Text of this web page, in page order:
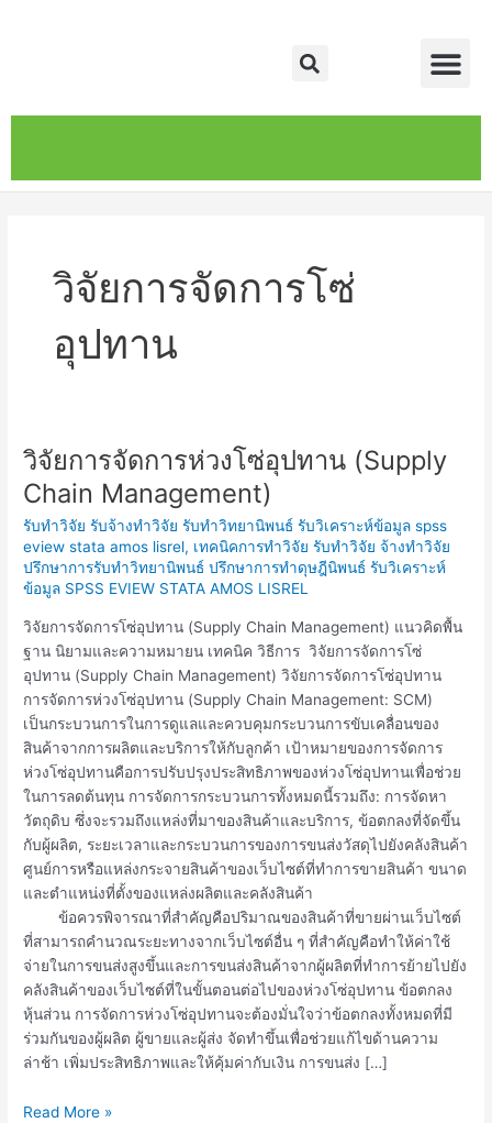
Search
วิจัยการจัดการโซ่
อุปทาน
วิจัยการจัดการห่วงโซ่อุปทาน (Supply
Chain Management)
รับทำวิจัย รับจ้างทำวิจัย รับทำวิทยานิพนธ์ รับวิเคราะห์ข้อมูล spss
eview stata amos lisrel, เทคนิคการทำวิจัย รับทำวิจัย จ้างทำวิจัย
ปรึกษาการรับทำวิทยานิพนธ์ ปรึกษาการทำดุษฎีนิพนธ์ รับวิเคราะห์
ข้อมูล SPSS EVIEW STATA AMOS LISREL
วิจัยการจัดการโซ่อุปทาน (Supply Chain Management) แนวคิดพื้น
ฐาน นิยามและความหมายน เทคนิค วิธีการ วิจัยการจัดการโซ่
อุปทาน (Supply Chain Management) วิจัยการจัดการโซ่อุปทาน
การจัดการห่วงโซ่อุปทาน (Supply Chain Management: SCM)
เป็นกระบวนการในการดูแลและควบคุมกระบวนการขับเคลื่อนของ
สินค้าจากการผลิตและบริการให้กับลูกค้า เป้าหมายของการจัดการ
ห่วงโซ่อุปทานคือการปรับปรุงประสิทธิภาพของห่วงโซ่อุปทานเพื่อช่วย
ในการลดต้นทุน การจัดการกระบวนการทั้งหมดนี้รวมถึง: การจัดหา
วัตถุดิบ ซึ่งจะรวมถึงแหล่งที่มาของสินค้าและบริการ, ข้อตกลงที่จัดขึ้น
กับผู้ผลิต, ระยะเวลาและกระบวนการของการขนส่งวัสดุไปยังคลังสินค้า
ศูนย์การหรือแหล่งกระจายสินค้าของเว็บไซต์ที่ทำการขายสินค้า ขนาด
และตำแหน่งที่ตั้งของแหล่งผลิตและคลังสินค้า
ข้อควรพิจารณาที่สำคัญคือปริมาณของสินค้าที่ขายผ่านเว็บไซต์
ที่สามารถคำนวณระยะทางจากเว็บไซต์อื่น ๆ ที่สำคัญคือทำให้ค่าใช้
จ่ายในการขนส่งสูงขึ้นและการขนส่งสินค้าจากผู้ผลิตที่ทำการย้ายไปยัง
คลังสินค้าของเว็บไซต์ที่ในขั้นตอนต่อไปของห่วงโซ่อุปทาน ข้อตกลง
หุ้นส่วน การจัดการห่วงโซ่อุปทานจะต้องมั่นใจว่าข้อตกลงทั้งหมดที่มี
ร่วมกันของผู้ผลิต ผู้ขายและผู้ส่ง จัดทำขึ้นเพื่อช่วยแก้ไขด้านความ
ล่าช้า เพิ่มประสิทธิภาพและให้คุ้มค่ากับเงิน การขนส่ง […]
วิจัย
การ
จัดการ
ห่วง
โซ่
อุปทาน
(Supply
Chain
Management)
Read More »